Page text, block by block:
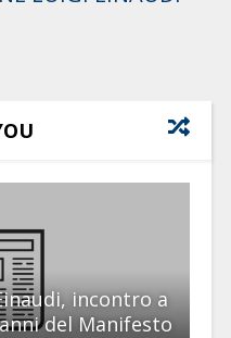
incontro a
del Manifesto